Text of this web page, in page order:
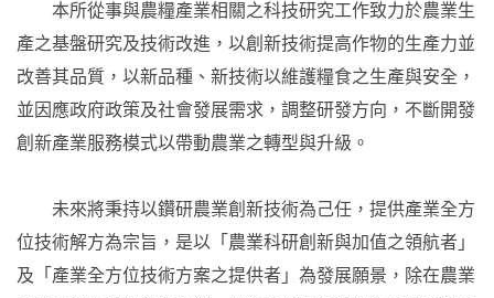
本所從事與農糧產業相關之科技研究工作致力於農業生
產之基盤研究及技術改進，以創新技術提高作物的生產力並
改善其品質，以新品種、新技術以維護糧食之生產與安全，
並因應政府政策及社會發展需求，調整研發方向，不斷開發
創新產業服務模式以帶動農業之轉型與升級。
未來將秉持以鑽研農業創新技術為己任，提供產業全方
位技術解方為宗旨，是以「農業科研創新與加值之領航者」
及「產業全方位技術方案之提供者」為發展願景，除在農業